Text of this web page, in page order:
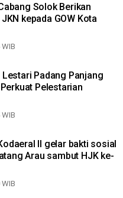
Solok Berikan
kepada GOW Kota
Lestari Padang Panjang
Pelestarian
II gelar bakti sosial
Arau sambut HJK ke-